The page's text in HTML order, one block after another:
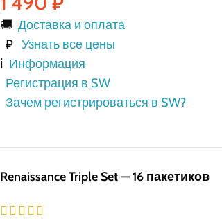
🚚 Доставка и оплата
₽ Узнать все цены
ℹ️ Информация
Регистрация в SW
Зачем регистрироваться в SW?
Renaissance Triple Set — 16 пакетиков